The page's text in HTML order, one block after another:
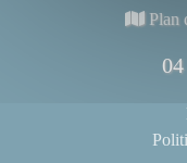
Plan